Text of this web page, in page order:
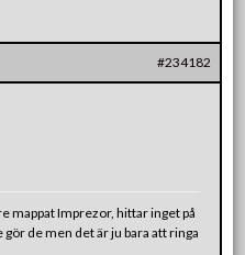
#234182
mappat Imprezor, hittar inget på
de men det är ju bara att ringa